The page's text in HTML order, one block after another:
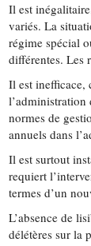
Il est
variés. La
régime spécial
différentes. Les
Il est inefficace,
l’administration
normes de
annuels dans
Il est surtout
requiert
termes d’un
L’absence de
délétères sur la